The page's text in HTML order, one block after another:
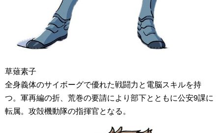
草薙素子
全身義体のサイボーグで優れた戦闘力と電脳スキルを持
つ。軍再編の折、荒巻の要請により部下とともに公安9課に
転属。攻殻機動隊の指揮官となる。